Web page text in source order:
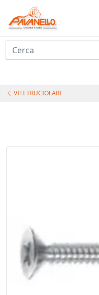
Cerca
VITI TRUCIOLARI